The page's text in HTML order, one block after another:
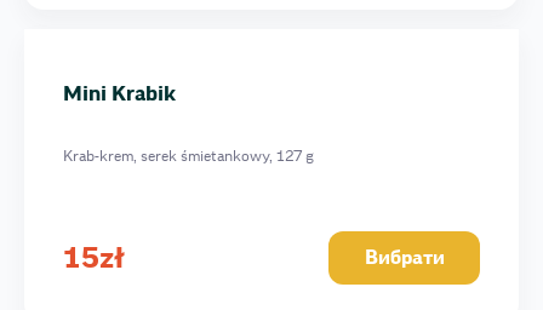
Mini Krabik
Krab-krem, serek śmietankowy, 127 g
15zł Вибрати